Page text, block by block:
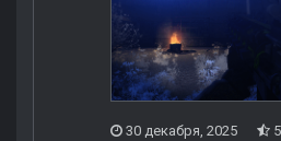
30 декабря, 2025